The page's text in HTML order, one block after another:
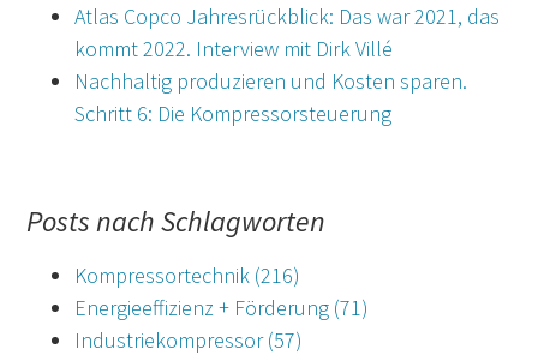
Atlas Copco Jahresrückblick: Das war 2021, das
kommt 2022. Interview mit Dirk Villé
Nachhaltig produzieren und Kosten sparen.
Schritt 6: Die Kompressorsteuerung
Posts nach Schlagworten
Kompressortechnik (216)
Energieeffizienz + Förderung (71)
Industriekompressor(57)